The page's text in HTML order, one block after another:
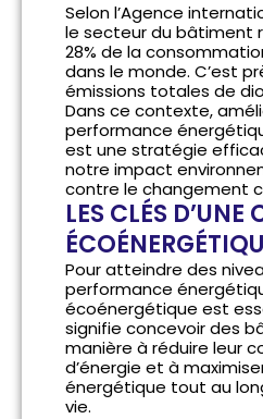
Selon l’Agence
le secteur du bâtiment
28% de la
dans le monde. C’est
émissions totales de
Dans ce contexte,
performance
est une stratégie
notre impact
contre le changement
LES CLÉS
Pour atteindre des
performance
écoénergétique est
signifie concevoir des
manière à réduire leur
d’énergie et à
énergétique tout au
vie.